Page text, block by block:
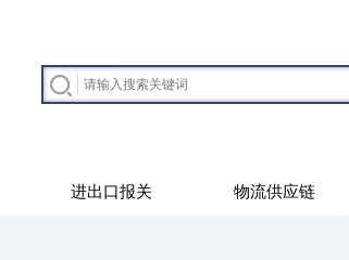
进出口报关 物流供应链